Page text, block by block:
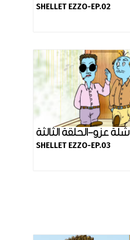
SHELLET EZZO-EP.02
شلة عزو-الحلقة الثالثة
SHELLET EZZO-EP.03